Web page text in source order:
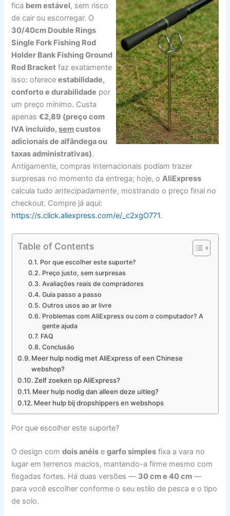
fica bem estável, sem risco
de cair ou escorregar. O
30/40cm Double Rings
Single Fork Fishing Rod
Holder Bank Fishing Ground
Rod Bracket faz exatamente
isso: ofereceestabilidade,
conforto e durabilidade por
um preço mínimo. Custa
apenas€2,89 (preço com
IVA incluído,semcustos
adicionais de alfândega ou
taxas administrativas).
Antigamente, compras internacionais podiam trazer
surpresas no momento da entrega; hoje, oAliExpress
calcula tudoantecipadamente, mostrando o preço final no
checkout. Compre já aqui:
https://s.click.aliexpress.com/e/_c2xgO771.
Table of Contents
Por que escolher este suporte?
Preço justo, sem surpresas
Avaliações reais de compradores
Guia passo a passo
Outros usos ao ar livre
Problemas com AliExpress ou com o computador? A
gente ajuda
FAQ
Conclusão
Meer hulp nodig met AliExpress of een Chinese
webshop?
Zelf zoeken op AliExpress?
Meer hulp nodig dan alleen deze uitleg?
Meer hulp bij dropshippers en webshops
Por que escolher este suporte?
O design comdois anéis egarfo simples fixa a vara no
lugar em terrenos macios, mantendo-a firme mesmo com
fisgadas fortes. Há duas versões — 30 cm e 40 cm —
para você escolher conforme o seu estilo de pesca e o tipo
de solo.